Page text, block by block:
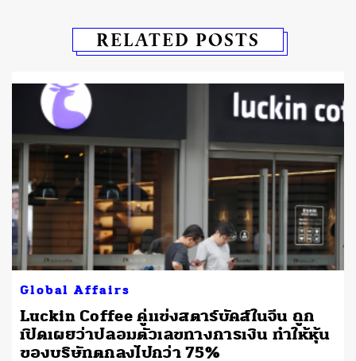
RELATED POSTS
Global Affairs
Luckin Coffee คู่แข่งสตาร์บัคส์ในจีน ถูก
เปิดเผยว่าปลอมตัวเลขทางการเงิน ทำให้หุ้น
ของบริษัทตกลงไปกว่า 75%